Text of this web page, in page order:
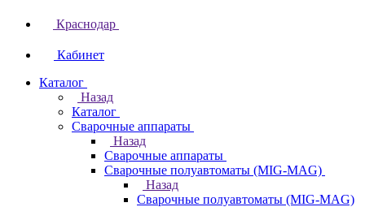
Краснодар
Кабинет
Каталог
Назад
Каталог
Сварочные аппараты
Назад
Сварочные аппараты
Сварочные полуавтоматы (MIG-MAG)
Назад
Сварочные полуавтоматы (MIG-MAG)